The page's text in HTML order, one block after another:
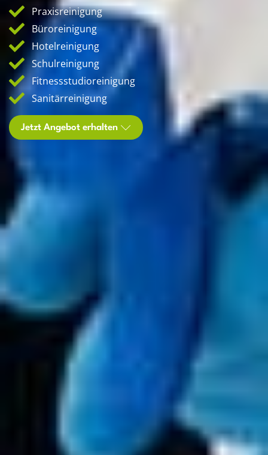
Praxisreinigung
Büroreinigung
Hotelreinigung
Schulreinigung
Fitnessstudioreinigung
Sanitärreinigung
Jetzt Angebot erhalten